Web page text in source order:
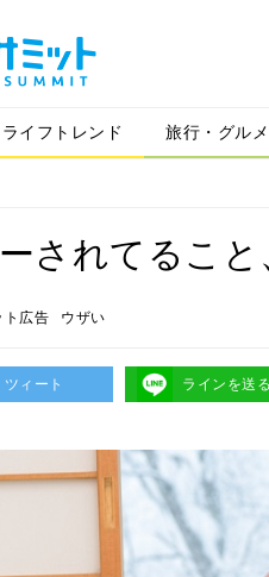
ライフトレンド 旅行・グルメ
されてること
ト広告 ウザい
ツィート ラインを送る